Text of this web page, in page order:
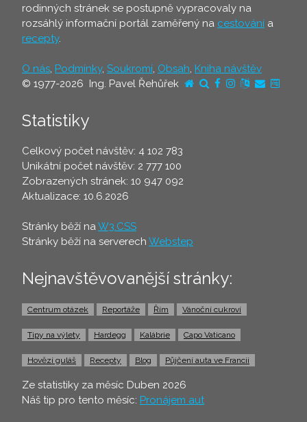
rodinných stránek se postupně vypracovaly na
rozsáhlý informační portál zaměřený na cestování a
recepty.
O nás, Podmínky, Soukromí, Obsah, Kniha návštěv
© 1977-2026 Ing. Pavel Řehůřek
Statistiky
Celkový počet návštěv: 4 102 783
Unikátní počet návštěv: 2 777 100
Zobrazených stránek: 10 947 092
Aktualizace: 10.6.2026
Stránky běží naW3.CSS
Stránky běží na serverech Webstep
Nejnavštěvovanější stránky:
Centrum otázek Reportáže Řím Vánoční cukroví
Tipy na výlety Hardegg Kalábrie Capo Vaticano
Hovězí guláš Recepty Blog Půjčení auta ve Francii
Ze statistiky za měsíc Duben 2026
Náš tip pro tento měsíc: Pronájem aut